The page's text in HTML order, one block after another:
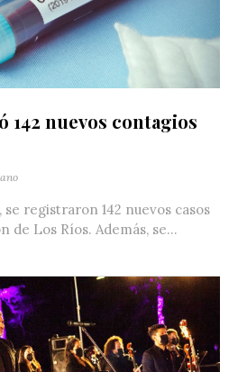
142 nuevos contagios
se registraron 142 nuevos casos
de Los Ríos. Además, se...